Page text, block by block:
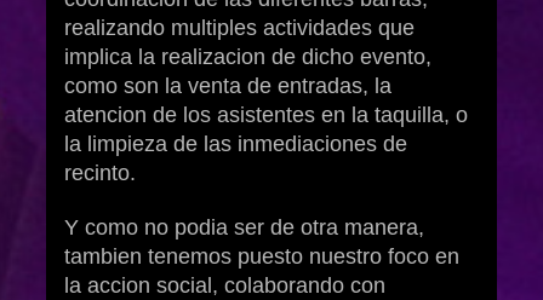
realizando multiples actividades que
implica la realizacion de dicho evento,
como son la venta de entradas, la
atencion de los asistentes en la taquilla, o
la limpieza de las inmediaciones de
recinto.
Y como no podia ser de otra manera,
tambien tenemos puesto nuestro foco en
la accion social, colaborando con